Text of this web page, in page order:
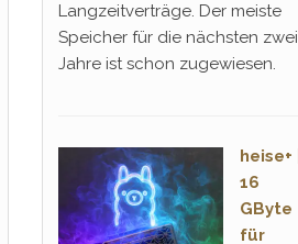
Langzeitverträge. Der meiste
Speicher für die nächsten zwei
Jahre ist schon zugewiesen.
heise+ |
16
GByte
für